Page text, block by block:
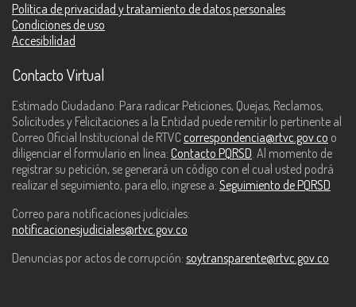
Política de privacidad y tratamiento de datos personales
Condiciones de uso
Accesibilidad
Contacto Virtual
Estimado Ciudadano: Para radicar Peticiones, Quejas, Reclamos,
Solicitudes y Felicitaciones a la Entidad puede remitir lo pertinente al
Correo Oficial Institucional de RTVC correspondencia@rtvc.gov.co o
diligenciar el formulario en línea: Contacto PQRSD. Al momento de
registrar su petición, se generará un código con el cual usted podrá
realizar el seguimiento, para ello, ingrese a: Seguimiento de PQRSD
Correo para notificaciones judiciales:
notificacionesjudiciales@rtvc.gov.co
Denuncias por actos de corrupción: soytransparente@rtvc.gov.co